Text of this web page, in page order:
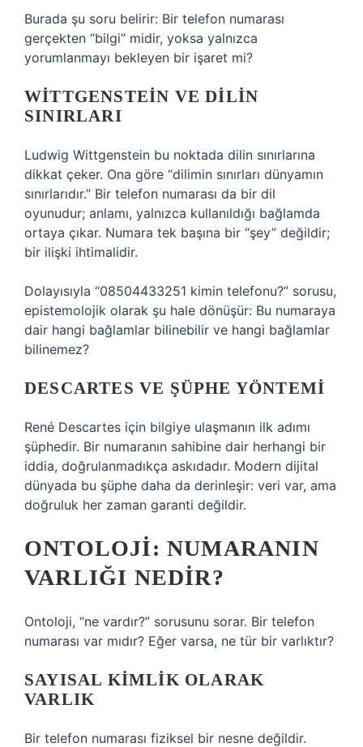
Burada şu soru belirir: Bir telefon numarası
gerçekten “bilgi” midir, yoksa yalnızca
yorumlanmayı bekleyen bir işaret mi?
WITTGENSTEIN VE DILIN
SINIRLARI
Ludwig Wittgenstein bu noktada dilin sınırlarına
dikkat çeker. Ona göre “dilimin sınırları dünyamın
sınırlarıdır.” Bir telefon numarası da bir dil
oyunudur; anlamı, yalnızca kullanıldığı bağlamda
ortaya çıkar. Numara tek başına bir “şey” değildir;
bir ilişki ihtimalidir.
Dolayısıyla “08504433251 kimin telefonu?” sorusu,
epistemolojik olarak şu hale dönüşür: Bu numaraya
dair hangi bağlamlar bilinebilir ve hangi bağlamlar
bilinemez?
DESCARTES VE ŞÜPHE YÖNTEMI
René Descartes için bilgiye ulaşmanın ilk adımı
şüphedir. Bir numaranın sahibine dair herhangi bir
iddia, doğrulanmadıkça askıdadır. Modern dijital
dünyada bu şüphe daha da derinleşir: veri var, ama
doğruluk her zaman garanti değildir.
ONTOLOJI: NUMARANIN
VARLIĞI NEDIR?
Ontoloji, “ne vardır?” sorusunu sorar. Bir telefon
numarası var mıdır? Eğer varsa, ne tür bir varlıktır?
SAYISAL KIMLIK OLARAK
VARLIK
Bir telefon numarası fiziksel bir nesne değildir.